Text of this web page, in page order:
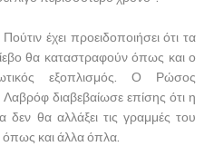
έχει προειδοποιήσει ότι τα
θα καταστραφούν όπως και ο
εξοπλισμός. Ο Ρώσος
διαβεβαίωσε επίσης ότι η
θα αλλάξει τις γραμμές του
και άλλα όπλα.